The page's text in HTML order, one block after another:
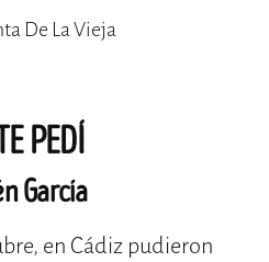
De La Vieja
PEDÍ
García
en Cádiz pudieron